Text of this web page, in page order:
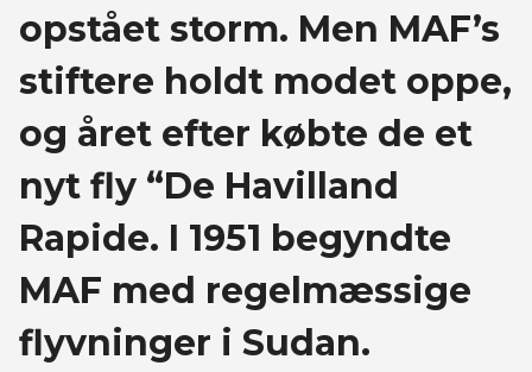
opstået storm. Men MAF’s
stiftere holdt modet oppe,
og året efter købte de et
nyt fly “De Havilland
Rapide. I 1951 begyndte
MAF med regelmæssige
flyvninger i Sudan.